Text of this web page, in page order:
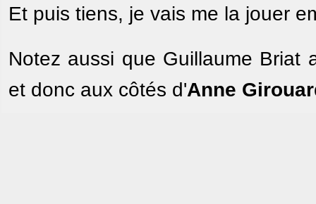
Et puis tiens, je vais me la jouer
Notez aussi que Guillaume
et donc aux côtés d'Anne